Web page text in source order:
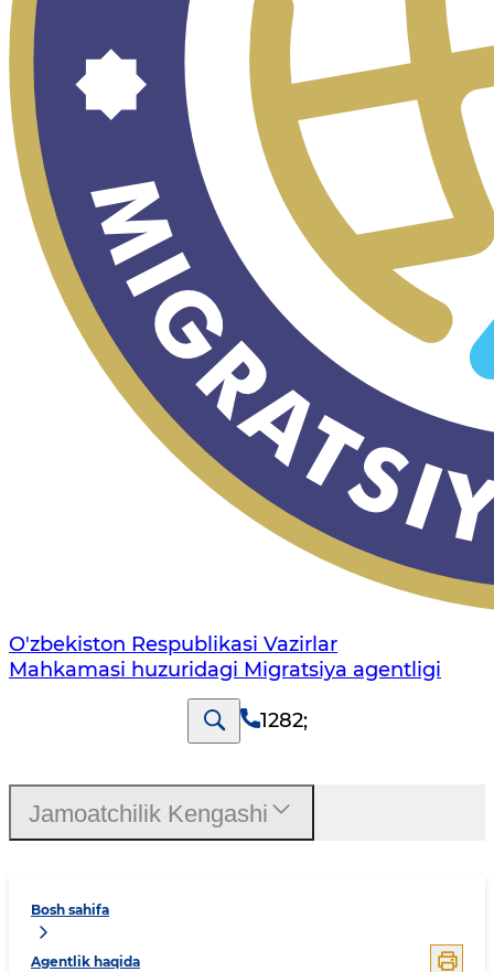
O'zbekiston Respublikasi Vazirlar
Mahkamasi huzuridagi Migratsiya agentligi
1282;
Bosh sahifa
Agentlik haqida
Jamoatchilik Kengashi